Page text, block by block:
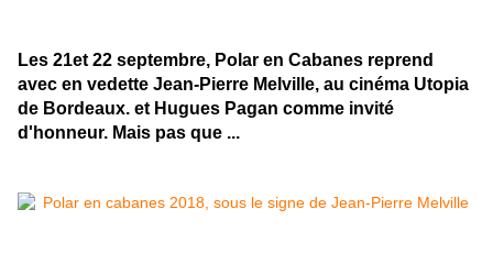
Les 21et 22 septembre, Polar en Cabanes reprend
avec en vedette Jean-Pierre Melville, au cinéma Utopia
de Bordeaux. et Hugues Pagan comme invité
d'honneur. Mais pas que ...